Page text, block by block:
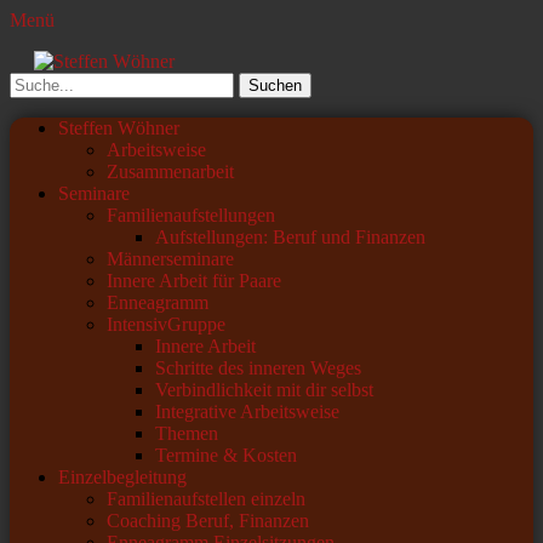
Menü
Steffen Wöhner
Lehrer und Seminarleiter
Suchen
nach:
Primäres
Zum
Steffen Wöhner
Arbeitsweise
Zusammenarbeit
Seminare
Familienaufstellungen
Aufstellungen: Beruf und Finanzen
Männerseminare
Innere Arbeit für Paare
Enneagramm
IntensivGruppe
Innere Arbeit
Schritte des inneren Weges
Verbindlichkeit mit dir selbst
Integrative Arbeitsweise
Themen
Termine & Kosten
Einzelbegleitung
Familienaufstellen einzeln
Coaching Beruf, Finanzen